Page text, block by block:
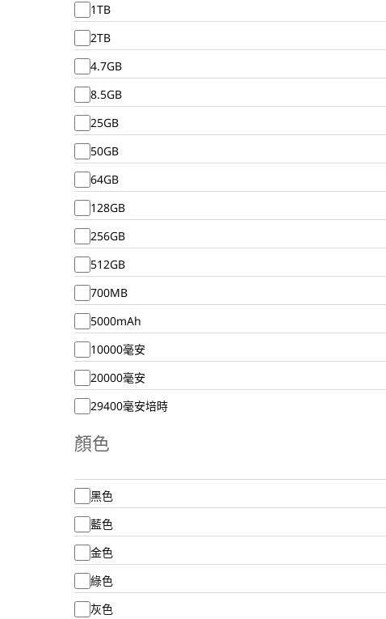
1TB
2TB
4.7GB
8.5GB
25GB
50GB
64GB
128GB
256GB
512GB
700MB
5000mAh
10000毫安
20000毫安
29400毫安培時
顏色
黑色
藍色
金色
綠色
灰色